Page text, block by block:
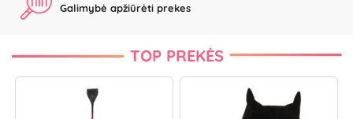
Galimybė apžiūrėti prekes
TOP PREKĖS